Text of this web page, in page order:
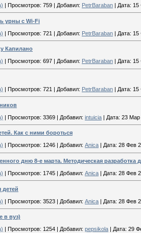
| Просмотров: 759 | Добавил: PetrBaraban | Дата: 15
урны с Wi-Fi
| Просмотров: 721 | Добавил: PetrBaraban | Дата: 15
Капилано
Просмотров: 697 Добавил: PetrBaraban Дата: 15
| Просмотров: 721 | Добавил: PetrBaraban | Дата: 15
| Просмотров: 3369 | Добавил: intuicia | Дата: 23 Мар
Как с ними бороться
Просмотров: 1246 Добавил: Anica Дата: 28 Фев
дню 8-е марта. Методическая разработка
| Просмотров: 1745 | Добавил: Anica | Дата: 28 Фев
| Просмотров: 3523 | Добавил: Anica | Дата: 28 Фев
в вуз)
| Просмотров: 1254 | Добавил: pepsikola | Дата: 29